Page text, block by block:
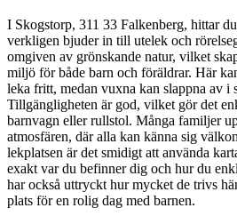
I Skogstorp, 311 33 Falkenberg, hittar
verkligen bjuder in till utelek och
omgiven av grönskande natur, vilket
miljö för både barn och föräldrar. Här
leka fritt, medan vuxna kan slappna av i
Tillgängligheten är god, vilket gör det
barnvagn eller rullstol. Många familjer
atmosfären, där alla kan känna sig
lekplatsen är det smidigt att använda
exakt var du befinner dig och hur du
har också uttryckt hur mycket de trivs
plats för en rolig dag med barnen.